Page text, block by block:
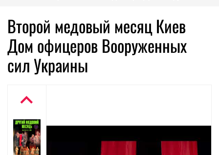
Второй медовый месяц Киев
Дом офицеров Вооруженных
сил Украины